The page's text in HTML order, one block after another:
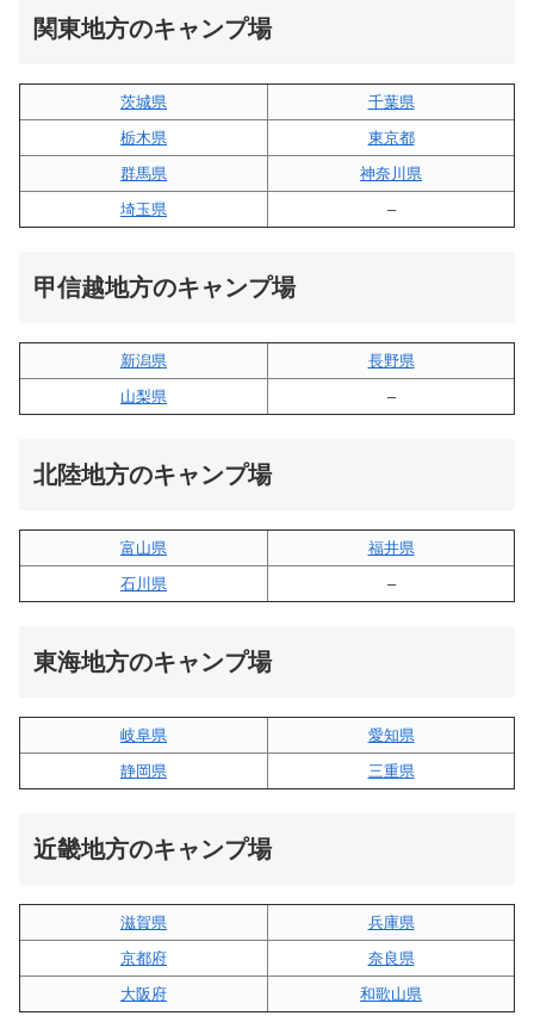
関東地方のキャンプ場
茨城県
千葉県
栃木県
東京都
群馬県
神奈川県
埼玉県
–
甲信越地方のキャンプ場
新潟県
長野県
山梨県
–
北陸地方のキャンプ場
富山県
福井県
石川県
–
東海地方のキャンプ場
岐阜県
愛知県
静岡県
三重県
近畿地方のキャンプ場
滋賀県
兵庫県
京都府
奈良県
大阪府
和歌山県